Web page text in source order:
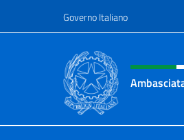
Governo Italiano
Intestazione